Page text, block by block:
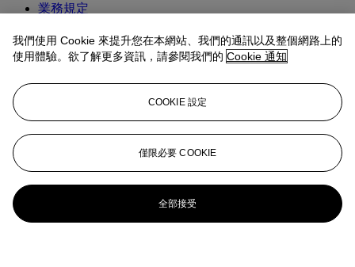
業務規定
登入
瀏覽狀況報告
更多來自
查看全部
我們使用 Cookie 來提升您在本網站、我們的通訊以及整個網路上的
使用體驗。欲了解更多資訊，請參閱我們的 Cookie 通知
COOKIE 設定
僅限必要 COOKIE
全部接受